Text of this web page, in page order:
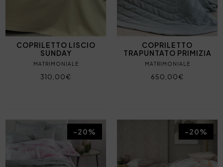
COPRILETTO LISCIO
SUNDAY
MATRIMONIALE
310,00€
COPRILETTO
TRAPUNTATO PRIMIZIA
MATRIMONIALE
650,00€
-20% -20%